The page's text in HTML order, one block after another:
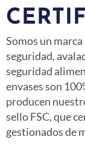
Somos un
seguridad,
seguridad
envases son
producen
sello FSC, que
gestionados de